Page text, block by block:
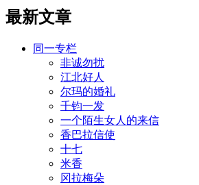
最新文章
同一专栏
非诚勿扰
江北好人
尔玛的婚礼
千钧一发
一个陌生女人的来信
香巴拉信使
十七
米香
冈拉梅朵